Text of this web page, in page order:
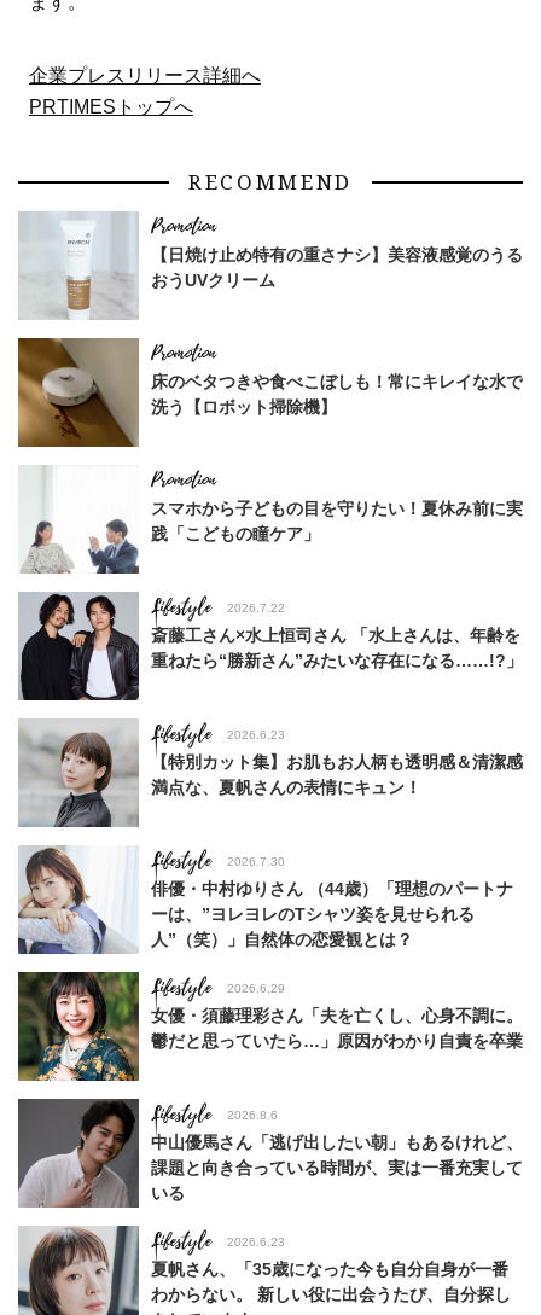
企業プレスリリース詳細へ
PRTIMESトップへ
RECOMMEND
【日焼け止め特有の重さナシ】美容液感覚のうる
おうUVクリーム
床のベタつきや食べこぼしも！常にキレイな水で
洗う【ロボット掃除機】
スマホから子どもの目を守りたい！夏休み前に実
践「こどもの瞳ケア」
Lifestyle 2026.7.22
斎藤工さん×水上恒司さん 「水上さんは、年齢を
重ねたら“勝新さん”みたいな存在になる……!?」
Lifestyle 2026.6.23
【特別カット集】お肌もお人柄も透明感＆清潔感
満点な、夏帆さんの表情にキュン！
Lifestyle 2026.7.30
俳優・中村ゆりさん （44歳）「理想のパートナ
ーは、”ヨレヨレのTシャツ姿を見せられる
人”（笑）」自然体の恋愛観とは？
Lifestyle 2026.6.29
女優・須藤理彩さん「夫を亡くし、心身不調に。
鬱だと思っていたら…」原因がわかり自責を卒業
Lifestyle 2026.8.6
中山優馬さん「逃げ出したい朝」もあるけれど、
課題と向き合っている時間が、実は一番充実して
いる
Lifestyle 2026.6.23
夏帆さん、「35歳になった今も自分自身が一番
わからない。 新しい役に出会うたび、自分探し